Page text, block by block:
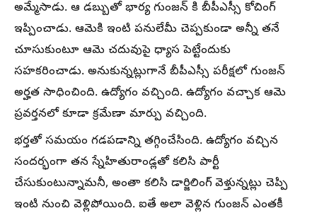
అమ్మేసాడు. ఆ డబ్బుతో భార్య గుంజన్ కి బీపీఎస్సీ కోచింగ్
ఇప్పించాడు. ఆమెకి ఇంటి పనులేమీ చెప్పకుండా అన్నీ తనే
చూసుకుంటూ ఆమె చదువుపై ధ్యాస పెట్టేందుకు
సహకరించాడు. అనుకున్నట్లుగానే బీపీఎస్సీ పరీక్షలో గుంజన్
అర్హత సాధించింది. ఉద్యోగం వచ్చింది. ఉద్యోగం వచ్చాక ఆమె
ప్రవర్తనలో కూడా క్రమేణా మార్పు వచ్చింది.
భర్తతో సమయం గడపడాన్ని తగ్గించేసింది. ఉద్యోగం వచ్చిన
సందర్భంగా తన స్నేహితురాండ్లతో కలిసి పార్టీ
చేసుకుంటున్నామనీ, అంతా కలిసి డార్జిలింగ్ వెళ్తున్నట్లు చెప్పి
ఇంటి నుంచి వెళ్లిపోయింది. ఐతే అలా వెళ్లిన గుంజన్ ఎంతకీ